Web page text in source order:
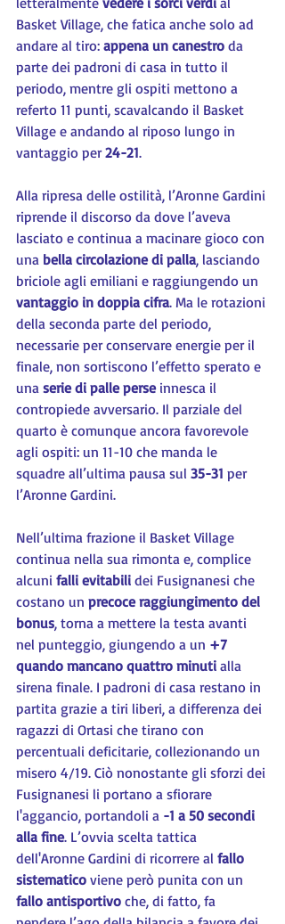
Basket Village, che fatica anche solo ad
andare al tiro: appena un canestro da
parte dei padroni di casa in tutto il
periodo, mentre gli ospiti mettono a
referto 11 punti, scavalcando il Basket
Village e andando al riposo lungo in
vantaggio per 24-21.
Alla ripresa delle ostilità, l’Aronne Gardini
riprende il discorso da dove l’aveva
lasciato e continua a macinare gioco con
una bella circolazione di palla, lasciando
briciole agli emiliani e raggiungendo un
vantaggio in doppia cifra. Ma le rotazioni
della seconda parte del periodo,
necessarie per conservare energie per il
finale, non sortiscono l’effetto sperato e
una serie di palle perse innesca il
contropiede avversario. Il parziale del
quarto è comunque ancora favorevole
agli ospiti: un 11-10 che manda le
squadre all’ultima pausa sul 35-31 per
l’Aronne Gardini.
Nell’ultima frazione il Basket Village
continua nella sua rimonta e, complice
alcuni falli evitabili dei Fusignanesi che
costano un precoce raggiungimento del
bonus, torna a mettere la testa avanti
nel punteggio, giungendo a un +7
quando mancano quattro minuti alla
sirena finale. I padroni di casa restano in
partita grazie a tiri liberi, a differenza dei
ragazzi di Ortasi che tirano con
percentuali deficitarie, collezionando un
misero 4/19. Ciò nonostante gli sforzi dei
Fusignanesi li portano a sfiorare
l'aggancio, portandoli a -1 a 50 secondi
alla fine. L’ovvia scelta tattica
dell'Aronne Gardini di ricorrere al fallo
sistematico viene però punita con un
fallo antisportivo che, di fatto, fa